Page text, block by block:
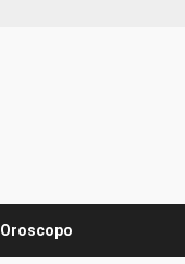
Oroscopo